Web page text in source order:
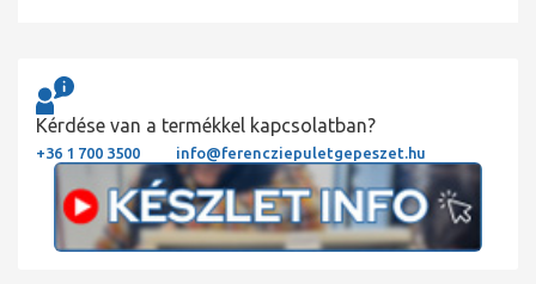
Kérdése van a termékkel kapcsolatban?
+36 1 700 3500 info@ferencziepuletgepeszet.hu